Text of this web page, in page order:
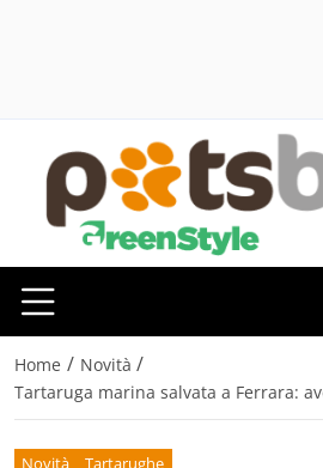
Home / Novità /
Tartaruga marina salvata a Ferrara:
Novità Tartarughe